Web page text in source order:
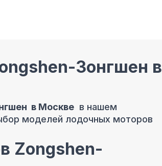
Зонгшен в
в Москве в нашем
моделей лодочных моторов
Zongshen-